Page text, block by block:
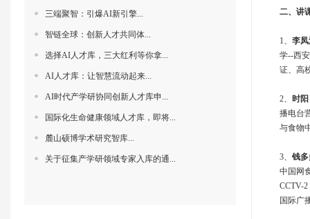
三端聚智：引爆AI新引擎...
智链全球：创新人才共同体‌...
选择AI人才库，三大红利等你拿...
AI人才库：让智慧流动起来...
AI时代产学研协同创新人才库申...
国际化生命健康领域人才库，即将...
麓山硕博学术研究智库...
关于征集产学研领域专家入库的通...
二、 讲
1、 李
学--西
证、高
2、 时阳
播电台
与食物
3、 钱
中国网
CCTV-
国际广